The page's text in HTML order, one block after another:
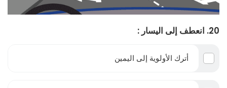
20. انعطف إلى اليسار :
أترك الأولوية إلى اليمين